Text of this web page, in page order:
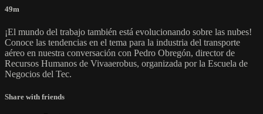
49m
¡El mundo del trabajo también está evolucionando sobre las nubes!
Conoce las tendencias en el tema para la industria del transporte
aéreo en nuestra conversación con Pedro Obregón, director de
Recursos Humanos de Vivaaerobus, organizada por la Escuela de
Negocios del Tec.
Share with friends